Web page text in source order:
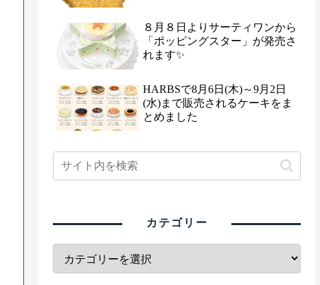
８月８日よりサーティワンから
「ポッピングスター」が発売さ
れます✨
HARBSで8月6日(木)～9月2日
(水)まで販売されるケーキをま
とめました
カテゴリー